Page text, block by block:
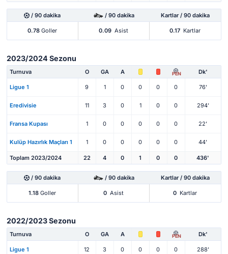
/ 90 dakika / 90 dakika Kartlar / 90 dakika
0.78 Goller 0.09 Asist 0.17 Kartlar
2023/2024 Sezonu
Turnuva O GA A PEN Dk'
Ligue 1 9 1 0 0 0 0 76'
Eredivisie 11 3 0 1 0 0 294'
Fransa Kupası 1 0 0 0 0 0 22'
Kulüp Hazırlık Maçları 1 1 0 0 0 0 0 44'
Toplam 2023/2024 22 4 0 1 0 0 436'
/ 90 dakika / 90 dakika Kartlar / 90 dakika
1.18 Goller 0 Asist 0 Kartlar
2022/2023 Sezonu
Turnuva O GA A PEN Dk'
Ligue 1 12 3 0 0 0 0 288'